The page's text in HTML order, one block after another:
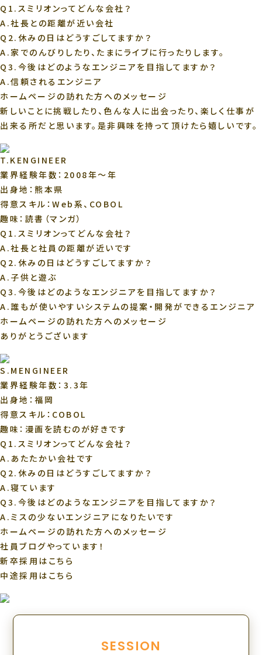
Q1.スミリオンってどんな会社？
A.社長との距離が近い会社
Q2.休みの日はどうすごしてますか？
A.家でのんびりしたり、たまにライブに行ったりします。
Q3.今後はどのようなエンジニアを目指してますか？
A.信頼されるエンジニア
ホームページの訪れた方へのメッセージ
新しいことに挑戦したり、色んな人に出会ったり、楽しく仕事が
出来る所だと思います。是非興味を持って頂けたら嬉しいです。
T.K ENGINEER
業界経験年数：2008年～年
出身地：熊本県
得意スキル：Web系、COBOL
趣味：読書（マンガ）
Q1.スミリオンってどんな会社？
A.社長と社員の距離が近いです
Q2.休みの日はどうすごしてますか？
A.子供と遊ぶ
Q3.今後はどのようなエンジニアを目指してますか？
A.誰もが使いやすいシステムの提案・開発ができるエンジニア
ホームページの訪れた方へのメッセージ
ありがとうございます
S.M ENGINEER
業界経験年数：3.3年
出身地：福岡
得意スキル：COBOL
趣味：漫画を読むのが好きです
Q1.スミリオンってどんな会社？
A. あたたかい会社です
Q2.休みの日はどうすごしてますか？
A.寝ています
Q3.今後はどのようなエンジニアを目指してますか？
A. ミスの少ないエンジニアになりたいです
ホームページの訪れた方へのメッセージ
社員ブログやっています！
新卒採用はこちら
中途採用はこちら
SESSION